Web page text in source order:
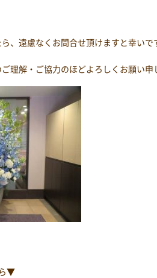
、遠慮なくお問合せ頂けますと幸いで
理解・ご協力のほどよろしくお願い申
▼